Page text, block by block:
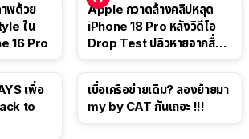
พด้วย
ใน
16 Pro
Apple กวาดล้างคลิปหลุด
iPhone 18 Pro หลังวิดีโอ
Drop Test ปลิวหายจากสื่อ
เพื่อ
to
เบื่อเครือข่ายเดิม? ลองย้ายมา
my by CAT กันเถอะ !!!